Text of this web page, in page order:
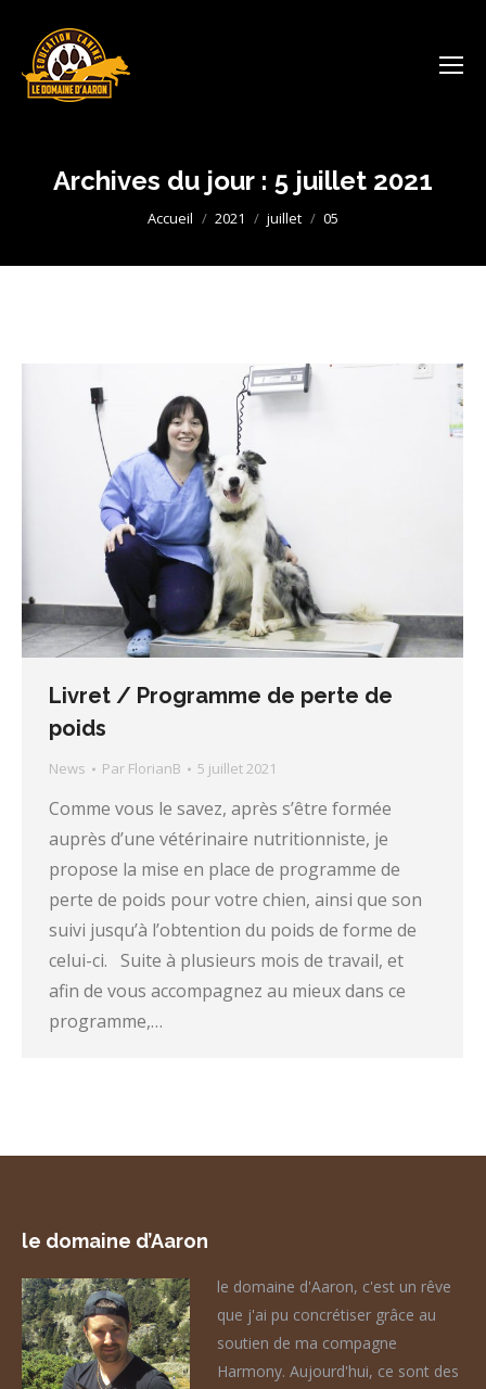
Archives du jour : 5 juillet 2021
Vous êtes ici :
Accueil 2021 juillet 05
Livret / Programme de perte de
poids
News Par FlorianB 5 juillet 2021
Comme vous le savez, après s’être formée
auprès d’une vétérinaire nutritionniste, je
propose la mise en place de programme de
perte de poids pour votre chien, ainsi que son
suivi jusqu’à l’obtention du poids de forme de
celui-ci. Suite à plusieurs mois de travail, et
afin de vous accompagnez au mieux dans ce
programme,…
le domaine d’Aaron
le domaine d'Aaron, c'est un rêve
que j'ai pu concrétiser grâce au
soutien de ma compagne
Harmony. Aujourd'hui, ce sont des